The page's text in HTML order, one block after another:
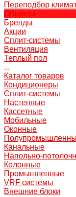
Переподбор
Объекты
Бренды
Акции
Сплит-системы
Вентиляция
Теплый пол
...
Каталог товаров
Кондиционеры
Сплит-системы
Настенные
Кассетные
Мобильные
Оконные
Канальные
Напольно-
Колонные
Промышленные
VRF системы
Внешние блоки